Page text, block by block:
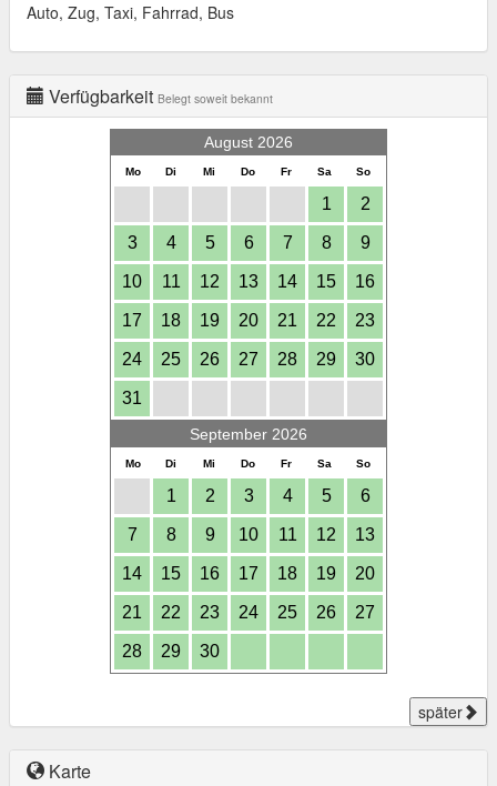
Auto, Zug, Taxi, Fahrrad, Bus
Verfügbarkeit Belegt soweit bekannt
August 2026
Mo Di Mi Do Fr Sa So
1 2
3 4 5 6 7 8 9
10 11 12 13 14 15 16
17 18 19 20 21 22 23
24 25 26 27 28 29 30
31
September 2026
Mo Di Mi Do Fr Sa So
1 2 3 4 5 6
7 8 9 10 11 12 13
14 15 16 17 18 19 20
21 22 23 24 25 26 27
28 29 30
später
Karte